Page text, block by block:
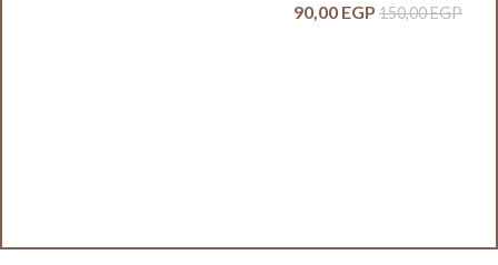
150,00EGP
90,00 EGP